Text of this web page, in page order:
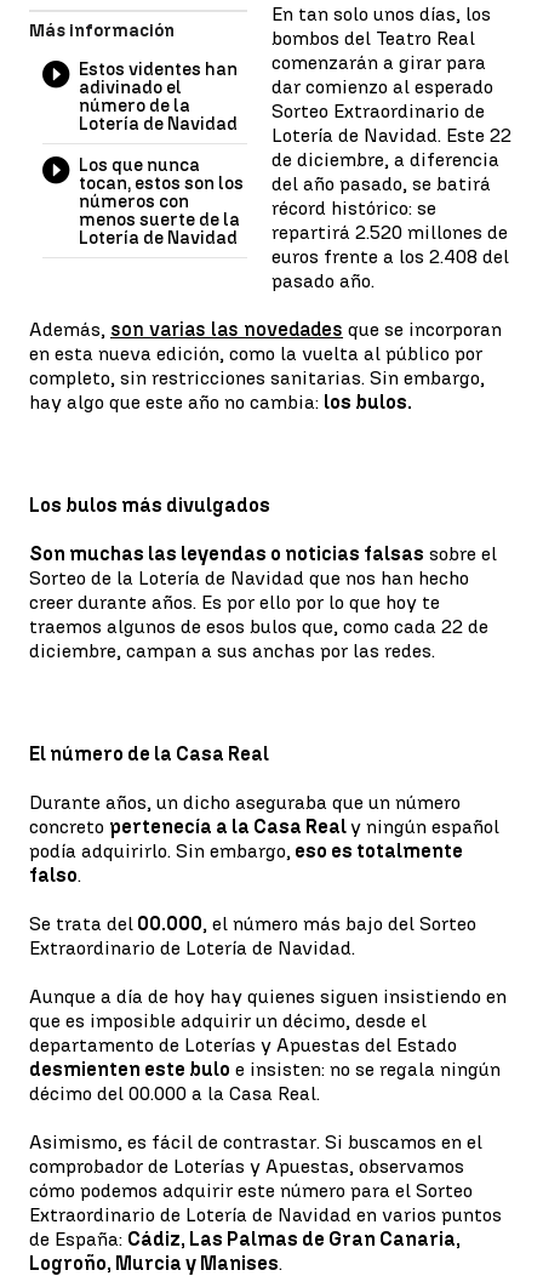
Más información
Estos videntes han
adivinado el
número de la
Lotería de Navidad
Los que nunca
tocan, estos son los
números con
menos suerte de la
Lotería de Navidad
En tan solo unos días, los
bombos del Teatro Real
comenzarán a girar para
dar comienzo al esperado
Sorteo Extraordinario de
Lotería de Navidad. Este 22
de diciembre, a diferencia
del año pasado, se batirá
récord histórico: se
repartirá 2.520 millones de
euros frente a los 2.408 del
pasado año.
Además, son varias las novedades que se incorporan
en esta nueva edición, como la vuelta al público por
completo, sin restricciones sanitarias. Sin embargo,
hay algo que este año no cambia: los bulos.
Los bulos más divulgados
Son muchas las leyendas o noticias falsas sobre el
Sorteo de la Lotería de Navidad que nos han hecho
creer durante años. Es por ello por lo que hoy te
traemos algunos de esos bulos que, como cada 22 de
diciembre, campan a sus anchas por las redes.
El número de la Casa Real
Durante años, un dicho aseguraba que un número
concreto pertenecía a la Casa Realy ningún español
podía adquirirlo. Sin embargo, eso es totalmente
falso.
Se trata del 00.000, el número más bajo del Sorteo
Extraordinario de Lotería de Navidad.
Aunque a día de hoy hay quienes siguen insistiendo en
que es imposible adquirir un décimo, desde el
departamento de Loterías y Apuestas del Estado
desmienten este bulo e insisten: no se regala ningún
décimo del 00.000 a la Casa Real.
Asimismo, es fácil de contrastar. Si buscamos en el
comprobador de Loterías y Apuestas, observamos
cómo podemos adquirir este número para el Sorteo
Extraordinario de Lotería de Navidad en varios puntos
de España: Cádiz, Las Palmas de Gran Canaria,
Logroño, Murcia y Manises.